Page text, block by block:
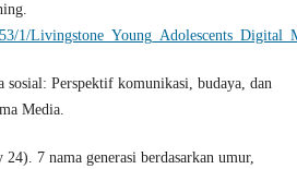
1/
Perspektif komunikasi, budaya, dan
Media.
7 nama generasi berdasarkan umur,